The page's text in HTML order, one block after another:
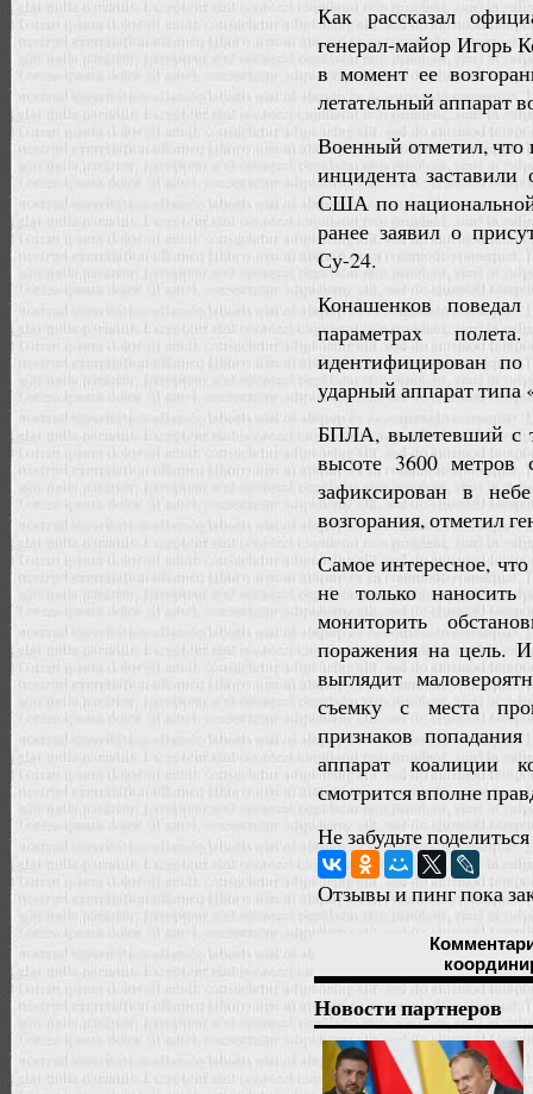
Как рассказал
генерал-майор Игорь
в момент ее
летательный аппарат
Военный отметил, что
инцидента заставили
США по национальной
ранее заявил о
Су-24.
Конашенков
параметрах
идентифицирован
ударный аппарат типа
БПЛА, вылетевший с
высоте 3600
зафиксирован в
возгорания, отметил
Самое интересное,
не только
мониторить
поражения на цель. И
выглядит
съемку с места
признаков
аппарат коалиции
смотрится вполне
Не забудьте
Отзывы и пинг пока
Новости партнеров